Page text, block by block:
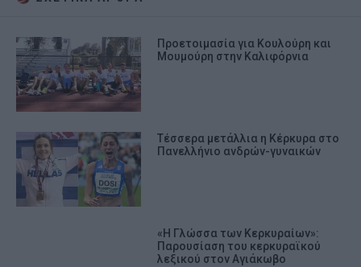
Προετοιμασία για Κουλούρη και
Μουμούρη στην Καλιφόρνια
Τέσσερα μετάλλια η Κέρκυρα στο
Πανελλήνιο ανδρών-γυναικών
«Η Γλώσσα των Κερκυραίων»:
Παρουσίαση του κερκυραϊκού
λεξικού στον Αγιάκωβο